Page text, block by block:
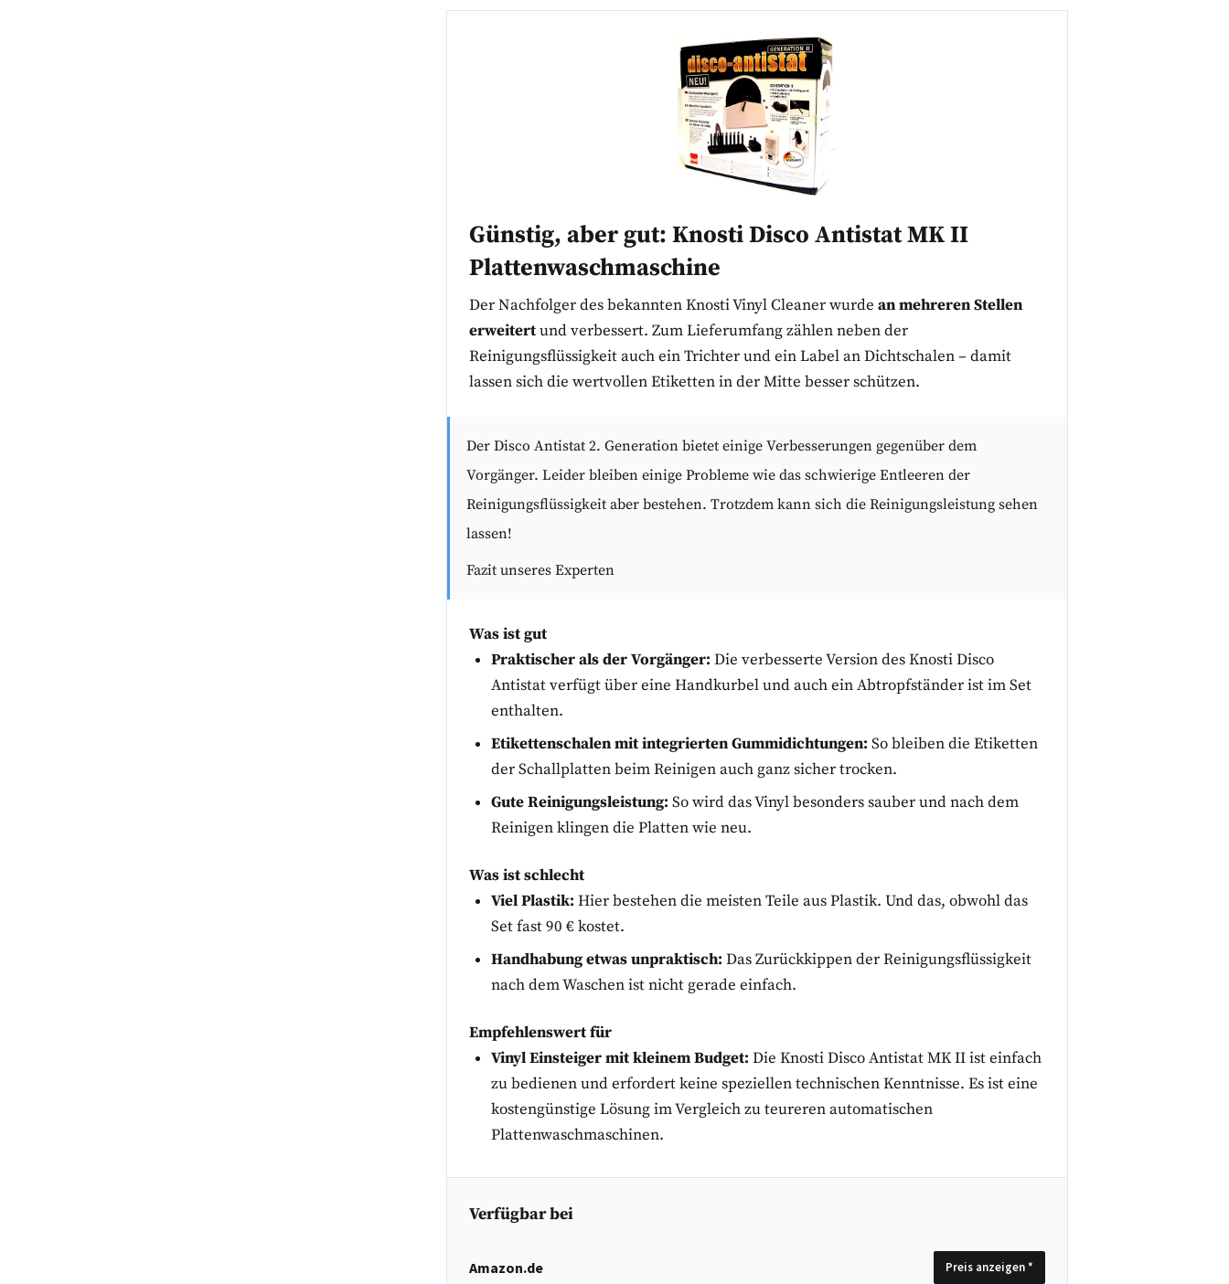
Günstig, aber gut: Knosti Disco Antistat MK II
Plattenwaschmaschine
Der Nachfolger des bekannten Knosti Vinyl Cleaner wurde an mehreren Stellen
erweitertund verbessert. Zum Lieferumfang zählen neben der
Reinigungsflüssigkeit auch ein Trichter und ein Label an Dichtschalen – damit
lassen sich die wertvollen Etiketten in der Mitte besser schützen.
Der Disco Antistat 2. Generation bietet einige Verbesserungen gegenüber dem
Vorgänger. Leider bleiben einige Probleme wie das schwierige Entleeren der
Reinigungsflüssigkeit aber bestehen. Trotzdem kann sich die Reinigungsleistung sehen
lassen!
Fazit unseres Experten
Was ist gut
Praktischer als der Vorgänger: Die verbesserte Version des Knosti Disco
Antistat verfügt über eine Handkurbel und auch ein Abtropfständer ist im Set
enthalten.
Etikettenschalen mit integrierten Gummidichtungen: So bleiben die Etiketten
der Schallplatten beim Reinigen auch ganz sicher trocken.
Gute Reinigungsleistung: So wird das Vinyl besonders sauber und nach dem
Reinigen klingen die Platten wie neu.
Was ist schlecht
Viel Plastik: Hier bestehen die meisten Teile aus Plastik. Und das, obwohl das
Set fast 90 € kostet.
Handhabung etwas unpraktisch: Das Zurückkippen der Reinigungsflüssigkeit
nach dem Waschen ist nicht gerade einfach.
Empfehlenswert für
Vinyl Einsteiger mit kleinem Budget: Die Knosti Disco Antistat MK II ist einfach
zu bedienen und erfordert keine speziellen technischen Kenntnisse. Es ist eine
kostengünstige Lösung im Vergleich zu teureren automatischen
Plattenwaschmaschinen.
Verfügbar bei
Amazon.de Preis anzeigen *